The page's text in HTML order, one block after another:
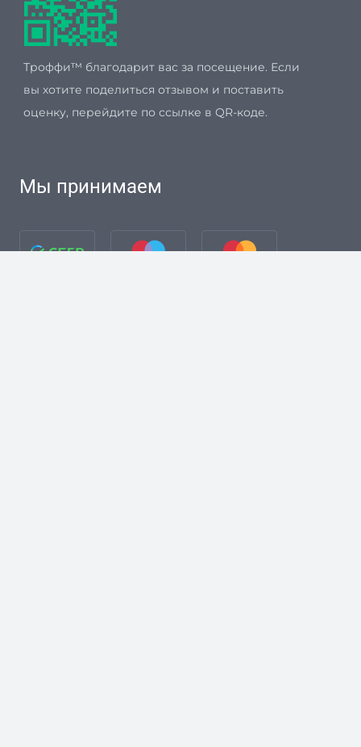
Троффи™ благодарит вас за посещение. Если
вы хотите поделиться отзывом и поставить
оценку, перейдите по ссылке в QR-коде.
Мы принимаем